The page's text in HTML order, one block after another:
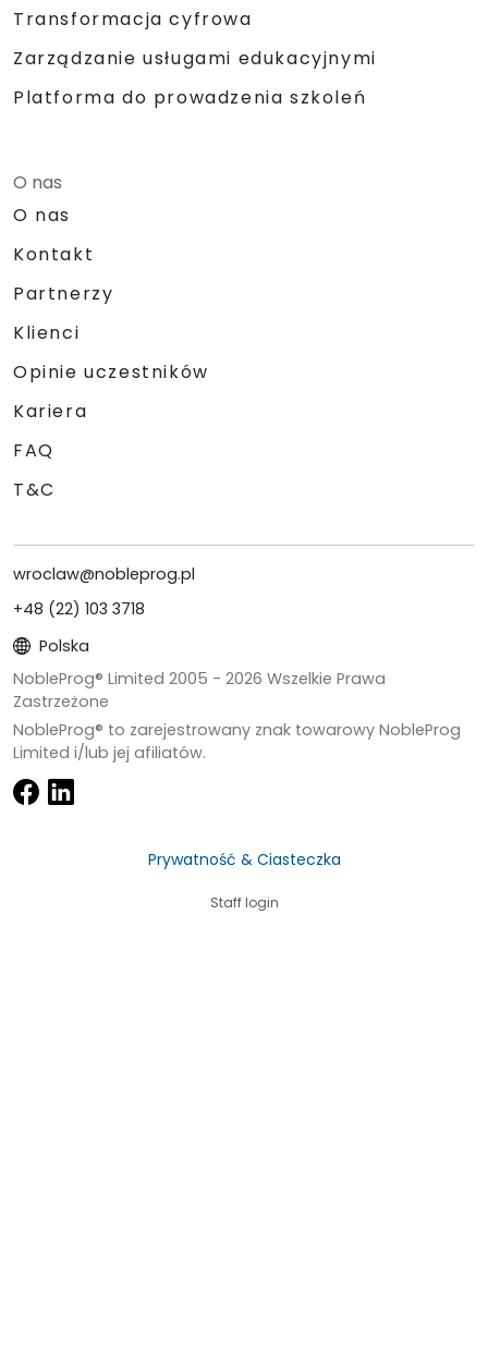
Transformacja cyfrowa
Zarządzanie usługami edukacyjnymi
Platforma do prowadzenia szkoleń
O nas
O nas
Kontakt
Partnerzy
Klienci
Opinie uczestników
Kariera
FAQ
T&C
wroclaw@nobleprog.pl
+48 (22) 103 3718
Polska
NobleProg® Limited 2005 - 2026 Wszelkie Prawa
Zastrzeżone
NobleProg® to zarejestrowany znak towarowy NobleProg
Limited i/lub jej afiliatów.
Prywatność & Ciasteczka
Staff login